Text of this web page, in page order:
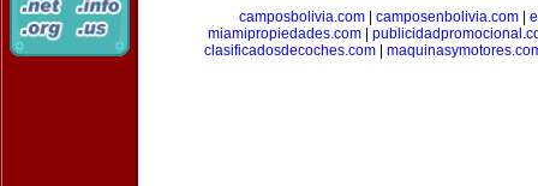
camposbolivia.com| camposenbolivia.com|
miamipropiedades.com
clasificadosdecoches.com